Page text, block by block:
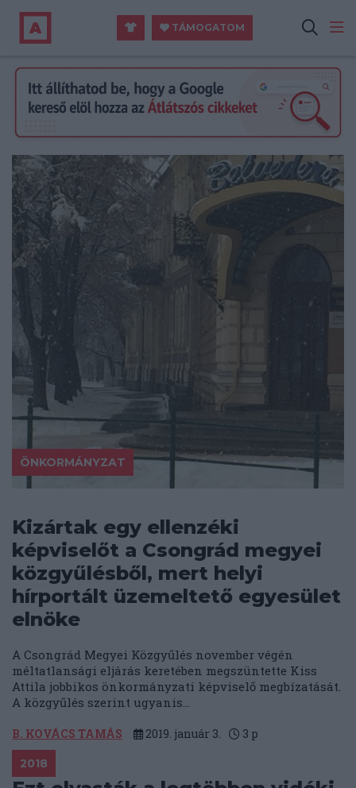
TÁMOGATOM
ÖNKORMÁNYZAT
Kizártak egy ellenzéki
képviselőt a Csongrád megyei
közgyűlésből, mert helyi
hírportált üzemeltető egyesület
elnöke
A Csongrád Megyei Közgyűlés november végén
méltatlansági eljárás keretében megszüntette Kiss
Attila jobbikos önkormányzati képviselő megbízatását.
A közgyűlés szerint ugyanis...
B. KOVÁCS TAMÁS 2019. január 3. 3 p
2018